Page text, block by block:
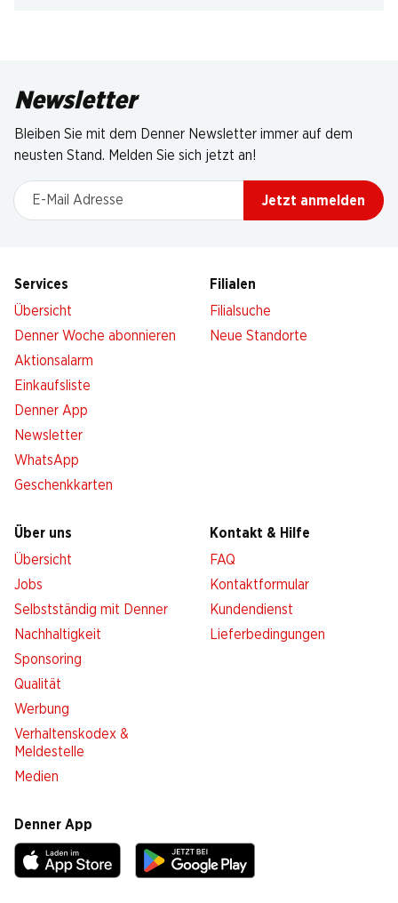
Newsletter
Bleiben Sie mit dem Denner Newsletter immer auf dem
neusten Stand. Melden Sie sich jetzt an!
E-Mail Adresse
Jetzt anmelden
Services
Übersicht
Denner Woche abonnieren
Aktionsalarm
Einkaufsliste
Denner App
Newsletter
WhatsApp
Geschenkkarten
Filialen
Filialsuche
Neue Standorte
Über uns
Übersicht
Jobs
Selbstständig mit Denner
Nachhaltigkeit
Sponsoring
Qualität
Werbung
Verhaltenskodex &
Meldestelle
Medien
Kontakt & Hilfe
FAQ
Kontaktformular
Kundendienst
Lieferbedingungen
Denner App